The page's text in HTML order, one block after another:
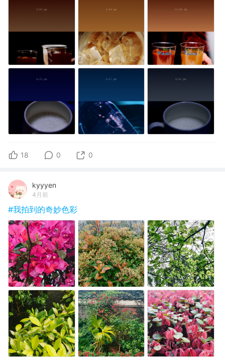
18 0 0
kyyyen
4月前
#我拍到的奇妙色彩